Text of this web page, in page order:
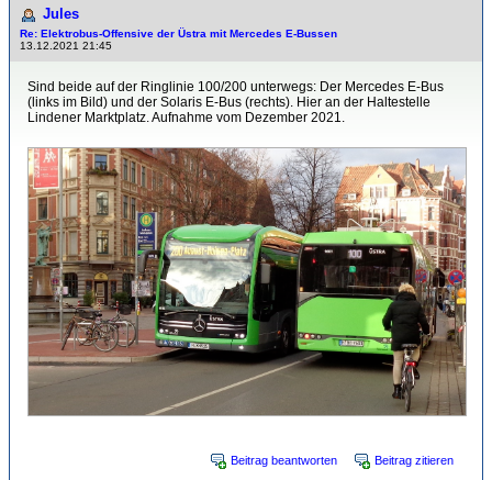
Jules
Re: Elektrobus-Offensive der Üstra mit Mercedes E-Bussen
13.12.2021 21:45
Sind beide auf der Ringlinie 100/200 unterwegs: Der Mercedes E-Bus
(links im Bild) und der Solaris E-Bus (rechts). Hier an der Haltestelle
Lindener Marktplatz. Aufnahme vom Dezember 2021.
Beitrag beantworten Beitrag zitieren